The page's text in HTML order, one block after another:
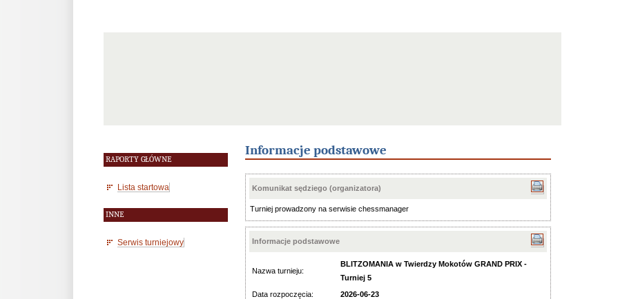
RAPORTY GŁÓWNE
Lista startowa
INNE
Serwis turniejowy
Informacje podstawowe
Komunikat sędziego (organizatora)
Turniej prowadzony na serwisie chessmanager
Informacje podstawowe
Nazwa turnieju:
BLITZOMANIA w Twierdzy Mokotów GRAND PRIX -
Turniej 5
Data rozpoczęcia:
2026-06-23